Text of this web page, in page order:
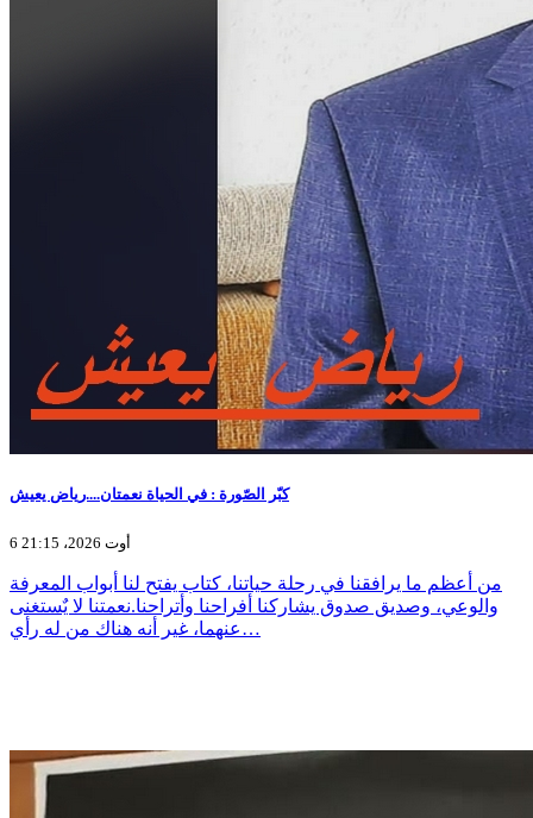
كبّر الصّورة : في الحياة نعمتان....رياض يعيش
6 أوت 2026، 21:15
من أعظم ما يرافقنا في رحلة حياتنا، كتاب يفتح لنا أبواب المعرفة
والوعي، وصديق صدوق يشاركنا أفراحنا وأتراحنا.نعمتنا لا يٌستغنى
عنهما، غير أنه هناك من له رأي…